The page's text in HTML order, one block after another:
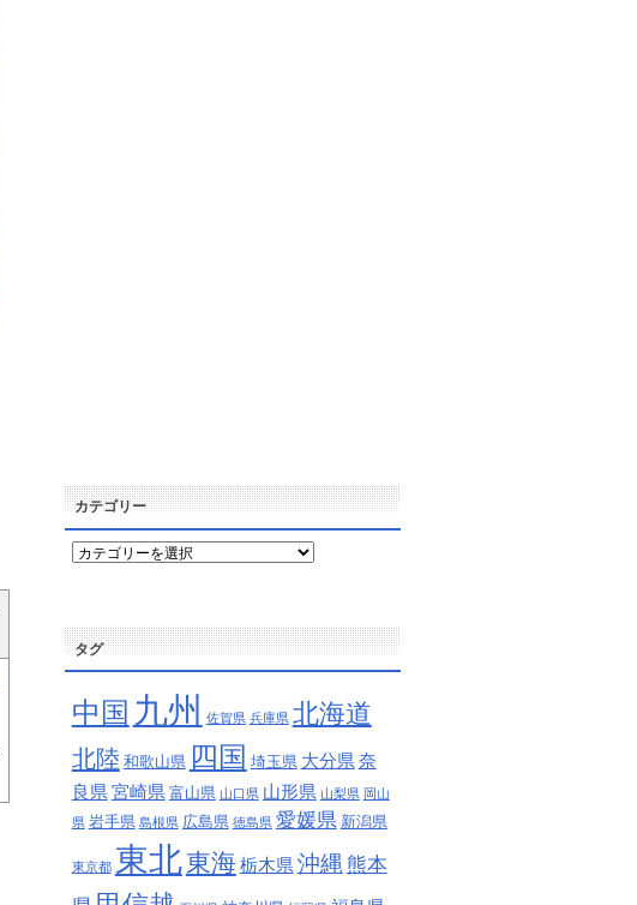
カテゴリー
カ
ー
タグ
中国 九州 佐賀県 兵庫県 北海道
北陸 和歌山県 四国 埼玉県 大分県 奈
良県 宮崎県 富山県 山口県 山形県 山梨県 岡山
県 岩手県 島根県 広島県 徳島県 愛媛県 新潟県
東京都 東北東海栃木県 沖縄 熊本